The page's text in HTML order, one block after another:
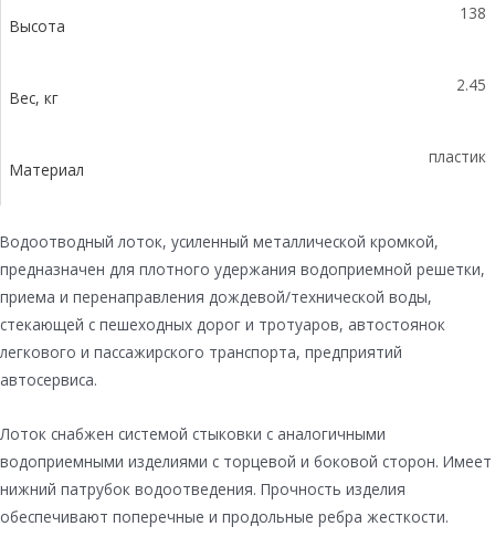
Высота
138
Вес, кг
2.45
Материал
пластик
Водоотводный лоток, усиленный металлической кромкой,
предназначен для плотного удержания водоприемной решетки,
приема и перенаправления дождевой/технической воды,
стекающей с пешеходных дорог и тротуаров, автостоянок
легкового и пассажирского транспорта, предприятий
автосервиса.
Лоток снабжен системой стыковки с аналогичными
водоприемными изделиями с торцевой и боковой сторон. Имеет
нижний патрубок водоотведения. Прочность изделия
обеспечивают поперечные и продольные ребра жесткости.